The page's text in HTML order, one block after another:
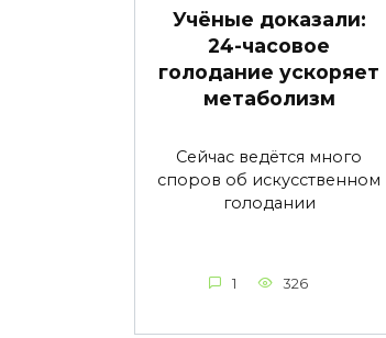
Учёные доказали:
24-часовое
голодание ускоряет
метаболизм
Сейчас ведётся много
споров об искусственном
голодании
1 326